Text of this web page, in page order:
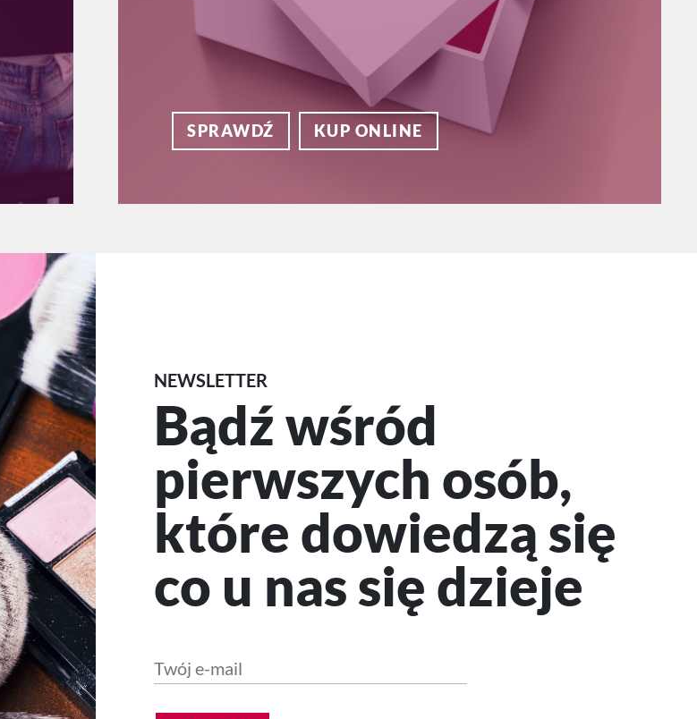
SPRAWDŹ KUP ONLINE
NEWSLETTER
Bądź wśród
pierwszych osób,
które dowiedzą się
co u nas się dzieje